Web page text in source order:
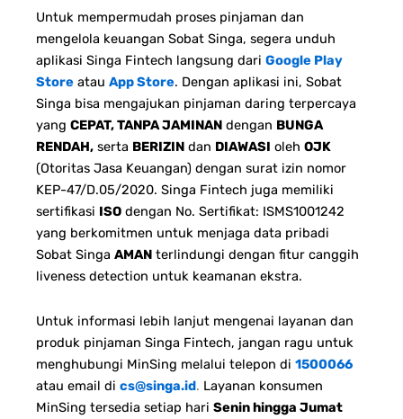
Untuk mempermudah proses pinjaman dan
mengelola keuangan Sobat Singa, segera unduh
aplikasi Singa Fintech langsung dari Google Play
Store atau App Store. Dengan aplikasi ini, Sobat
Singa bisa mengajukan pinjaman daring terpercaya
yang CEPAT, TANPA JAMINAN dengan BUNGA
RENDAH, serta BERIZIN dan DIAWASI oleh OJK
(Otoritas Jasa Keuangan) dengan surat izin nomor
KEP-47/D.05/2020. Singa Fintech juga memiliki
sertifikasi ISO dengan No. Sertifikat: ISMS1001242
yang berkomitmen untuk menjaga data pribadi
Sobat Singa AMAN terlindungi dengan fitur canggih
liveness detection untuk keamanan ekstra.
Untuk informasi lebih lanjut mengenai layanan dan
produk pinjaman Singa Fintech, jangan ragu untuk
menghubungi MinSing melalui telepon di 1500066
atau email di cs@singa.id. Layanan konsumen
MinSing tersedia setiap hari Senin hingga Jumat